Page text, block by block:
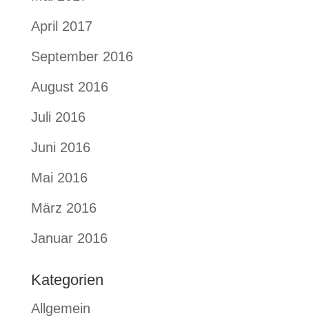
April 2017
September 2016
August 2016
Juli 2016
Juni 2016
Mai 2016
März 2016
Januar 2016
Kategorien
Allgemein